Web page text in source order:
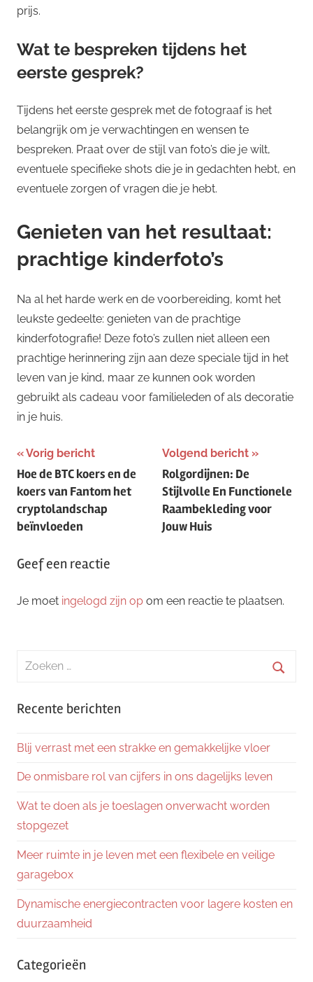
prijs.
Wat te bespreken tijdens het
eerste gesprek?
Tijdens het eerste gesprek met de fotograaf is het
belangrijk om je verwachtingen en wensen te
bespreken. Praat over de stijl van foto’s die je wilt,
eventuele specifieke shots die je in gedachten hebt, en
eventuele zorgen of vragen die je hebt.
Genieten van het resultaat:
prachtige kinderfoto’s
Na al het harde werk en de voorbereiding, komt het
leukste gedeelte: genieten van de prachtige
kinderfotografie! Deze foto’s zullen niet alleen een
prachtige herinnering zijn aan deze speciale tijd in het
leven van je kind, maar ze kunnen ook worden
gebruikt als cadeau voor familieleden of als decoratie
in je huis.
Bericht
navigatie
Vorig bericht
Hoe de BTC koers en de
koers van Fantom het
cryptolandschap
beïnvloeden
Volgend bericht
Rolgordijnen: De
Stijlvolle En Functionele
Raambekleding voor
Jouw Huis
Geef een reactie
Je moet ingelogd zijn op om een reactie te plaatsen.
Zoeken
Recente berichten
Blij verrast met een strakke en gemakkelijke vloer
De onmisbare rol van cijfers in ons dagelijks leven
Wat te doen als je toeslagen onverwacht worden
stopgezet
Meer ruimte in je leven met een flexibele en veilige
garagebox
Dynamische energiecontracten voor lagere kosten en
duurzaamheid
Categorieën